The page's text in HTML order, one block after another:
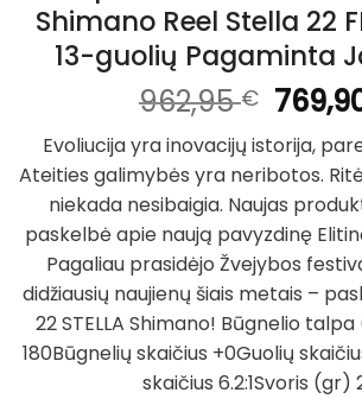
Shimano Reel Stella 22
13-guolių Pagaminta
962,95€
price
was:
Evoliucija yra inovacijų istorija,
Ateities galimybės yra neribotos.
niekada nesibaigia. Naujas
paskelbė apie naują pavyzdinę
Pagaliau prasidėjo Žvejybos
didžiausių naujienų šiais metais –
22 STELLA Shimano! Būgnelio
180Būgnelių skaičius +0Guolių
skaičius 6.2:1Svoris (gr)